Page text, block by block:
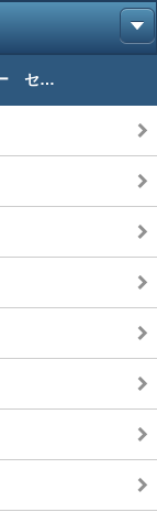
シート - 製品・ベンダーのリスク評価トラッカー セルリンク先